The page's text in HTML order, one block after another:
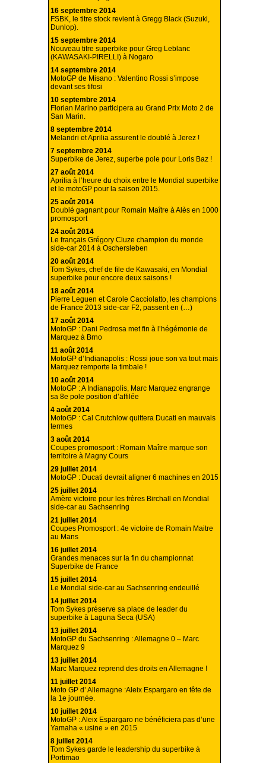
16 septembre 2014
FSBK, le titre stock revient à Gregg Black (Suzuki,
Dunlop).
15 septembre 2014
Nouveau titre superbike pour Greg Leblanc
(KAWASAKI-PIRELLI) à Nogaro
14 septembre 2014
MotoGP de Misano : Valentino Rossi s’impose
devant ses tifosi
10 septembre 2014
Florian Marino participera au Grand Prix Moto 2 de
San Marin.
8 septembre 2014
Melandri et Aprilia assurent le doublé à Jerez !
7 septembre 2014
Superbike de Jerez, superbe pole pour Loris Baz !
27 août 2014
Aprilia à l’heure du choix entre le Mondial superbike
et le motoGP pour la saison 2015.
25 août 2014
Doublé gagnant pour Romain Maître à Alès en 1000
promosport
24 août 2014
Le français Grégory Cluze champion du monde
side-car 2014 à Oschersleben
20 août 2014
Tom Sykes, chef de file de Kawasaki, en Mondial
superbike pour encore deux saisons !
18 août 2014
Pierre Leguen et Carole Cacciolatto, les champions
de France 2013 side-car F2, passent en (…)
17 août 2014
MotoGP : Dani Pedrosa met fin à l’hégémonie de
Marquez à Brno
11 août 2014
MotoGP d’Indianapolis : Rossi joue son va tout mais
Marquez remporte la timbale !
10 août 2014
MotoGP : A Indianapolis, Marc Marquez engrange
sa 8e pole position d’affilée
4 août 2014
MotoGP : Cal Crutchlow quittera Ducati en mauvais
termes
3 août 2014
Coupes promosport : Romain Maître marque son
territoire à Magny Cours
29 juillet 2014
MotoGP : Ducati devrait aligner 6 machines en 2015
25 juillet 2014
Amère victoire pour les frères Birchall en Mondial
side-car au Sachsenring
21 juillet 2014
Coupes Promosport : 4e victoire de Romain Maitre
au Mans
16 juillet 2014
Grandes menaces sur la fin du championnat
Superbike de France
15 juillet 2014
Le Mondial side-car au Sachsenring endeuillé
14 juillet 2014
Tom Sykes préserve sa place de leader du
superbike à Laguna Seca (USA)
13 juillet 2014
MotoGP du Sachsenring : Allemagne 0 – Marc
Marquez 9
13 juillet 2014
Marc Marquez reprend des droits en Allemagne !
11 juillet 2014
Moto GP d’ Allemagne :Aleix Espargaro en tête de
la 1e journée.
10 juillet 2014
MotoGP : Aleix Espargaro ne bénéficiera pas d’une
Yamaha « usine » en 2015
8 juillet 2014
Tom Sykes garde le leadership du superbike à
Portimao